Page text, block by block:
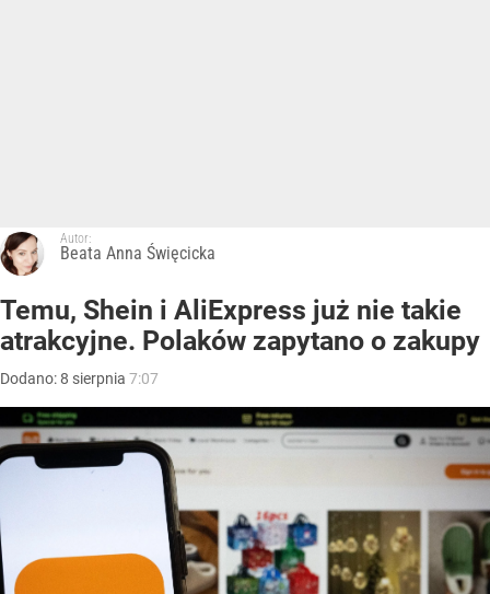
Autor:
Beata Anna Święcicka
Temu, Shein i AliExpress już nie takie
atrakcyjne. Polaków zapytano o zakupy
Dodano:8 sierpnia 7:07